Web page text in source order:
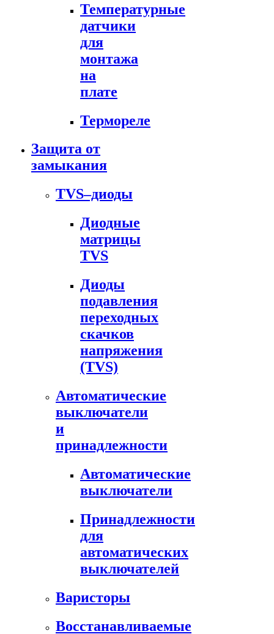
Температурные
датчики
для
монтажа
на
плате
Термореле
Защита от
замыкания
TVS–диоды
Диодные
матрицы
TVS
Диоды
подавления
переходных
скачков
напряжения
(TVS)
Автоматические
выключатели
и
принадлежности
Автоматические
выключатели
Принадлежности
для
автоматических
выключателей
Варисторы
Восстанавливаемые